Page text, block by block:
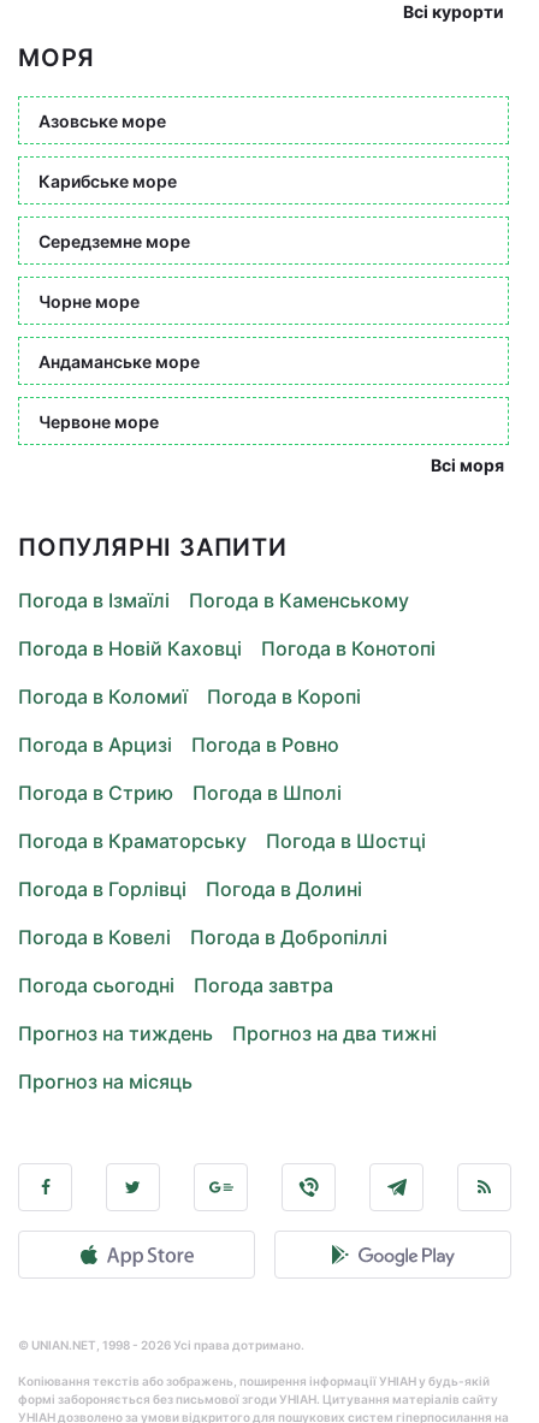
Всі курорти
МОРЯ
Азовське море
Карибське море
Середземне море
Чорне море
Андаманське море
Червоне море
Всі моря
ПОПУЛЯРНІ ЗАПИТИ
Погода в Ізмаїлі
Погода в Каменському
Погода в Новій Каховці
Погода в Конотопі
Погода в Коломиї
Погода в Коропі
Погода в Арцизі
Погода в Ровно
Погода в Стрию
Погода в Шполі
Погода в Краматорську
Погода в Шостці
Погода в Горлівці
Погода в Долині
Погода в Ковелі
Погода в Добропіллі
Погода сьогодні
Погода завтра
Прогноз на тиждень
Прогноз на два тижні
Прогноз на місяць
© UNIAN.NET, 1998 - 2026 Усі права дотримано.
Копіювання текстів або зображень, поширення інформації УНІАН у будь-якій
формі забороняється без письмової згоди УНІАН. Цитування матеріалів сайту
УНІАН дозволено за умови відкритого для пошукових систем гіперпосилання на